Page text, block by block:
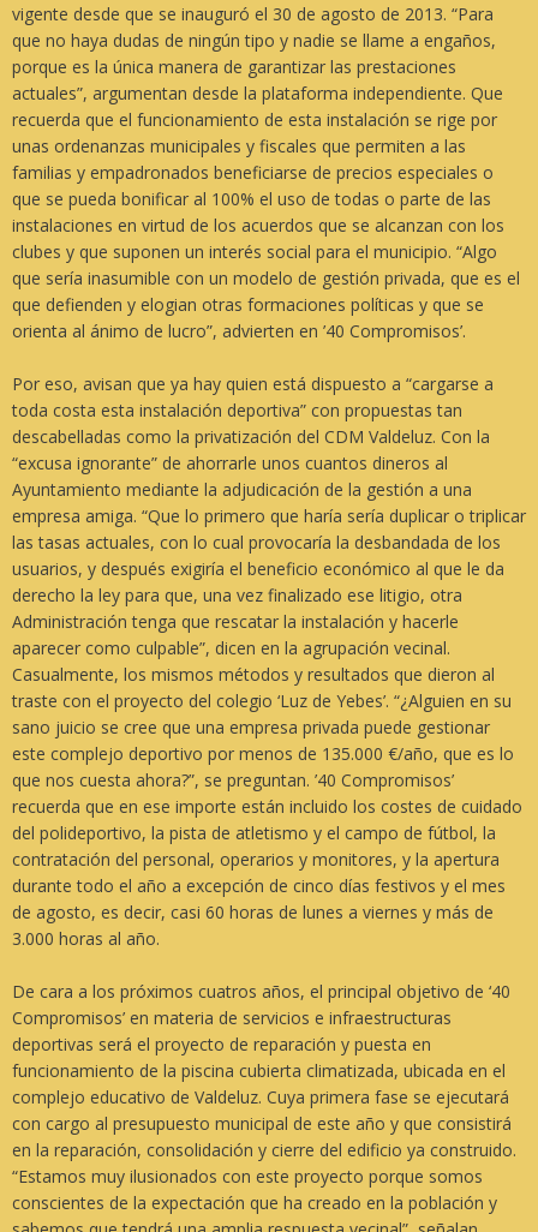
vigente desde que se inauguró el 30 de agosto de 2013. “Para
que no haya dudas de ningún tipo y nadie se llame a engaños,
porque es la única manera de garantizar las prestaciones
actuales”, argumentan desde la plataforma independiente. Que
recuerda que el funcionamiento de esta instalación se rige por
unas ordenanzas municipales y fiscales que permiten a las
familias y empadronados beneficiarse de precios especiales o
que se pueda bonificar al 100% el uso de todas o parte de las
instalaciones en virtud de los acuerdos que se alcanzan con los
clubes y que suponen un interés social para el municipio. “Algo
que sería inasumible con un modelo de gestión privada, que es el
que defienden y elogian otras formaciones políticas y que se
orienta al ánimo de lucro”, advierten en ’40 Compromisos’.
Por eso, avisan que ya hay quien está dispuesto a “cargarse a
toda costa esta instalación deportiva” con propuestas tan
descabelladas como la privatización del CDM Valdeluz. Con la
“excusa ignorante” de ahorrarle unos cuantos dineros al
Ayuntamiento mediante la adjudicación de la gestión a una
empresa amiga. “Que lo primero que haría sería duplicar o triplicar
las tasas actuales, con lo cual provocaría la desbandada de los
usuarios, y después exigiría el beneficio económico al que le da
derecho la ley para que, una vez finalizado ese litigio, otra
Administración tenga que rescatar la instalación y hacerle
aparecer como culpable”, dicen en la agrupación vecinal.
Casualmente, los mismos métodos y resultados que dieron al
traste con el proyecto del colegio ‘Luz de Yebes’. “¿Alguien en su
sano juicio se cree que una empresa privada puede gestionar
este complejo deportivo por menos de 135.000 €/año, que es lo
que nos cuesta ahora?”, se preguntan. ’40 Compromisos’
recuerda que en ese importe están incluido los costes de cuidado
del polideportivo, la pista de atletismo y el campo de fútbol, la
contratación del personal, operarios y monitores, y la apertura
durante todo el año a excepción de cinco días festivos y el mes
de agosto, es decir, casi 60 horas de lunes a viernes y más de
3.000 horas al año.
De cara a los próximos cuatros años, el principal objetivo de ‘40
Compromisos’ en materia de servicios e infraestructuras
deportivas será el proyecto de reparación y puesta en
funcionamiento de la piscina cubierta climatizada, ubicada en el
complejo educativo de Valdeluz. Cuya primera fase se ejecutará
con cargo al presupuesto municipal de este año y que consistirá
en la reparación, consolidación y cierre del edificio ya construido.
“Estamos muy ilusionados con este proyecto porque somos
conscientes de la expectación que ha creado en la población y